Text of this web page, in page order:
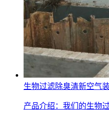
生物过滤除臭清新空气
产品介绍：我们的生物